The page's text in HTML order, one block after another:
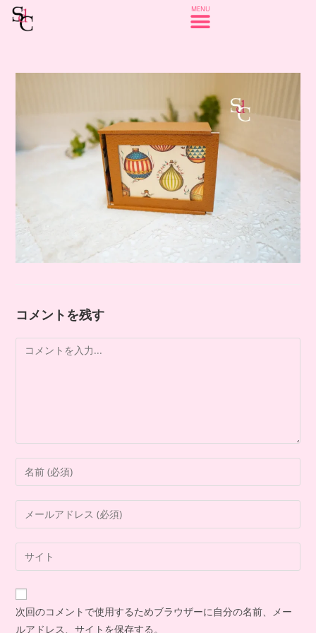
コメントを残す
次回のコメントで使用するためブラウザーに自分の名前、メー
ルアドレス、サイトを保存する。